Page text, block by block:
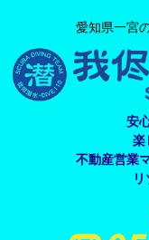
愛知県一宮
安
楽
不動産営業